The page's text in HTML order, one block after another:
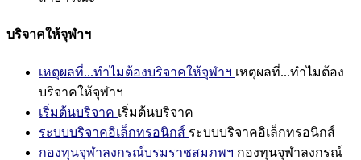
บริจาคให้จุฬาฯ
เหตุผลที่...ทำไมต้องบริจาคให้จุฬาฯ เหตุผลที่...ทำไมต้อง
บริจาคให้จุฬาฯ
เริ่มต้นบริจาค เริ่มต้นบริจาค
ระบบบริจาคอิเล็กทรอนิกส์ ระบบบริจาคอิเล็กทรอนิกส์
กองทุนจุฬาลงกรณ์บรมราชสมภพฯ กองทุนจุฬาลงกรณ์